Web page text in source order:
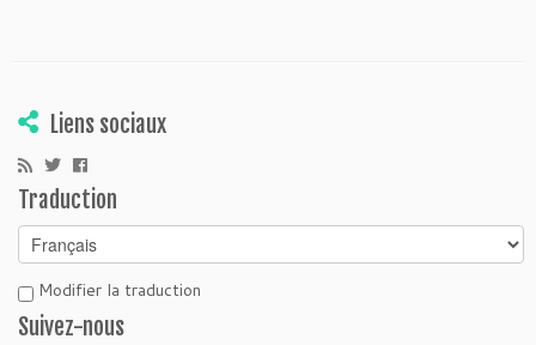
Liens sociaux
Traduction
Modifier la traduction
Suivez-nous